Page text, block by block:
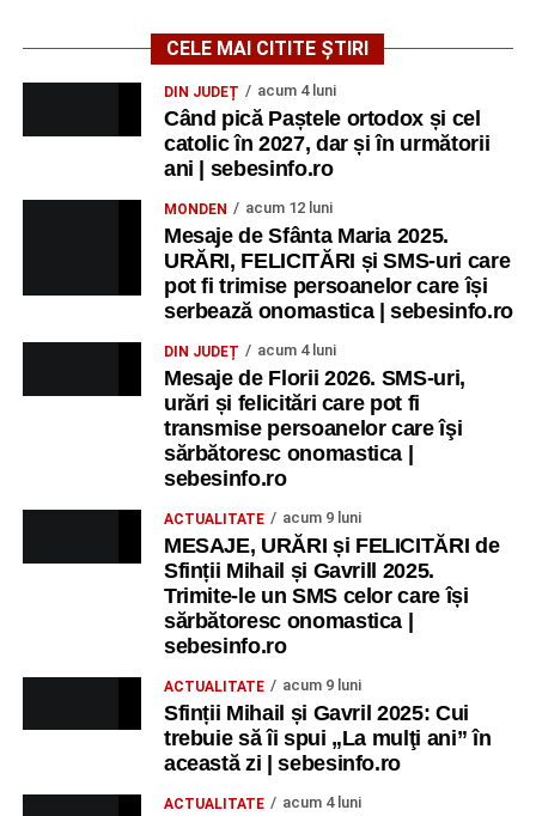
„Anotimpurile”de Antonio Vivaldi (rating N-15).
MIERCURI, 26 AUGUST 2026
Copiii în armonia orașului
Ora 10.00– Școala din Răhău: activități recreative pentru
– Curtea Școlii „M. Kogălniceanu”: activități
recreative pentru copii.
– Grădina Muzeului Municipal „Ioan Raica”
Sebeș: încheierea Școlii de vară„Curcubeul Prieteniei”
– Aula Primăriei Municipiului Sebeș:
festivitatea de premiere a șefilor de promoție și a elevilor
Evaluare Națională și Bacalaureat.
– Parcul Tineretului: Spectacol pentru copii și
Alexandra Pamfilie și Școala de muzică„DoReMi”
Ancuța Stănuș și grupul de folclor;
Trupa de Dansuri Săsești.
CELE MAI CITITE ȘTIRI
DIN JUDEȚ acum 4 luni
Când pică Paștele ortodox și cel
catolic în 2027, dar și în următorii
ani | sebesinfo.ro
MONDEN acum 12 luni
Mesaje de Sfânta Maria 2025.
URĂRI, FELICITĂRI și SMS-uri care
pot fi trimise persoanelor care își
serbează onomastica | sebesinfo.ro
DIN JUDEȚ acum 4 luni
Mesaje de Florii 2026. SMS-uri,
urări și felicitări care pot fi
transmise persoanelor care îşi
sărbătoresc onomastica |
sebesinfo.ro
ACTUALITATE acum 9 luni
MESAJE, URĂRI și FELICITĂRI de
Sfinții Mihail și Gavrill 2025.
Trimite-le un SMS celor care își
sărbătoresc onomastica |
sebesinfo.ro
ACTUALITATE acum 9 luni
Sfinții Mihail și Gavril 2025: Cui
trebuie să îi spui „La mulţi ani” în
această zi | sebesinfo.ro
ACTUALITATE acum 4 luni